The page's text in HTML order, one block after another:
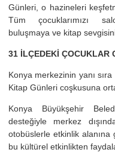
Günleri, o hazineleri
Tüm çocuklarımızı
buluşmaya ve kitap
31 İLÇEDEKİ ÇOCUKLAR
Konya merkezinin yanı
Kitap Günleri coşkusuna
Konya Büyükşehir
desteğiyle merkez
otobüslerle etkinlik
bu kültürel etkinlikten